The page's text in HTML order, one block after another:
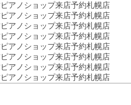
アノショップ来店予約札幌店
アノショップ来店予約札幌店
アノショップ来店予約札幌店
アノショップ来店予約札幌店
アノショップ来店予約札幌店
アノショップ来店予約札幌店
アノショップ来店予約札幌店
アノショップ来店予約札幌店